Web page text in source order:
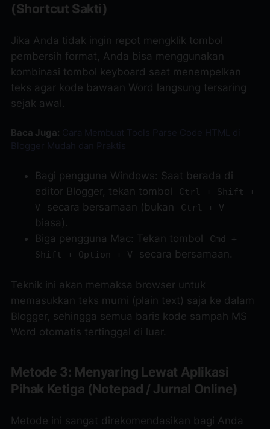
(Shortcut Sakti)
Jika Anda tidak ingin repot mengklik tombol
pembersih format, Anda bisa menggunakan
kombinasi tombol keyboard saat menempelkan
teks agar kode bawaan Word langsung tersaring
sejak awal.
Baca Juga: Cara Membuat Tools Parse Code HTML di
Blogger Mudah dan Praktis
Bagi pengguna Windows: Saat berada di
editor Blogger, tekan tombol
Ctrl + Shift +
V
secara bersamaan (bukan Ctrl + V
biasa).
Biga pengguna Mac: Tekan tombol
Cmd +
Shift + Option + V
secara bersamaan.
Teknik ini akan memaksa browser untuk
memasukkan teks murni (plain text) saja ke dalam
Blogger, sehingga semua baris kode sampah MS
Word otomatis tertinggal di luar.
Metode 3: Menyaring Lewat Aplikasi
Pihak Ketiga (Notepad / Jurnal Online)
Metode ini sangat direkomendasikan bagi Anda